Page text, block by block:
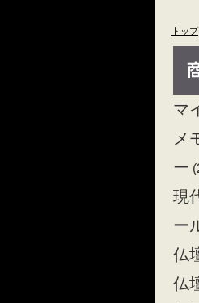
トップ
マ
メ
ー
現
ー
仏
仏